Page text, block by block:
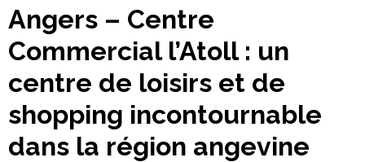
Angers – Centre
Commercial l’Atoll : un
centre de loisirs et de
shopping incontournable
dans la région angevine